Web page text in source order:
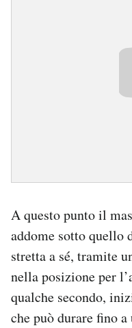
A questo punto il
addome sotto quello
stretta a sé, tramite
nella posizione per
qualche secondo,
che può durare fino a